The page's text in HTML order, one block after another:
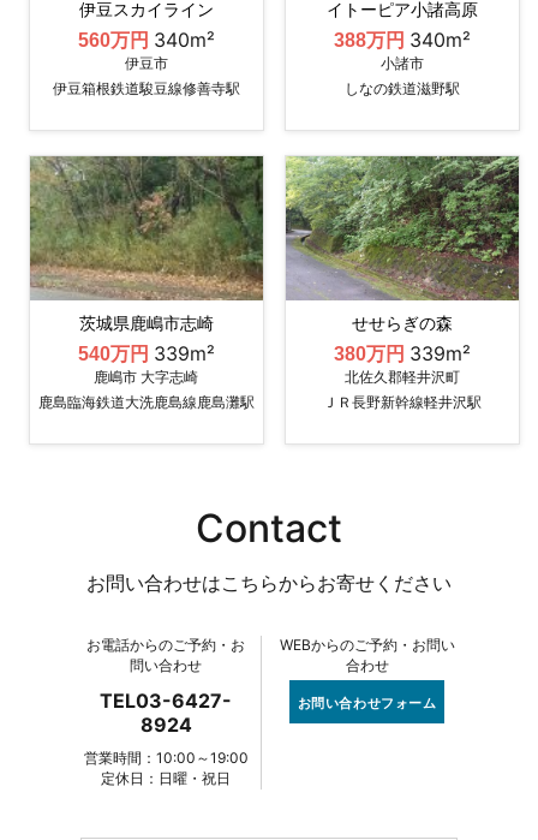
伊豆スカイライン
560万円 340m²
伊豆市
伊豆箱根鉄道駿豆線修善寺駅
イトーピア小諸高原
388万円 340m²
小諸市
しなの鉄道滋野駅
茨城県鹿嶋市志崎
540万円 339m²
鹿嶋市 大字志崎
鹿島臨海鉄道大洗鹿島線鹿島灘駅
せせらぎの森
380万円 339m²
北佐久郡軽井沢町
ＪＲ長野新幹線軽井沢駅
Contact
お問い合わせはこちらからお寄せください
お電話からのご予約・お
問い合わせ
TEL03-6427-
8924
営業時間：10:00～19:00
定休日：日曜・祝日
WEBからのご予約・お問い
合わせ
お問い合わせフォーム